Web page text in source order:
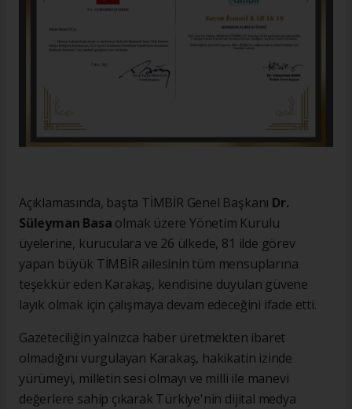
Açıklamasında, başta TİMBİR Genel Başkanı Dr.
Süleyman Basa olmak üzere Yönetim Kurulu
üyelerine, kuruculara ve 26 ülkede, 81 ilde görev
yapan büyük TİMBİR ailesinin tüm mensuplarına
teşekkür eden Karakaş, kendisine duyulan güvene
layık olmak için çalışmaya devam edeceğini ifade etti.
Gazeteciliğin yalnızca haber üretmekten ibaret
olmadığını vurgulayan Karakaş, hakikatin izinde
yürümeyi, milletin sesi olmayı ve milli ile manevi
değerlere sahip çıkarak Türkiye'nin dijital medya